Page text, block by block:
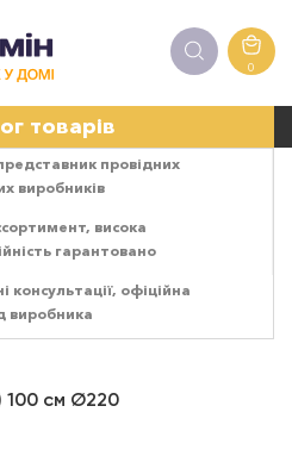
0
товарів
провідних
виробників
висока
гарантовано
консультації, офіційна
виробника
100 см Ø220